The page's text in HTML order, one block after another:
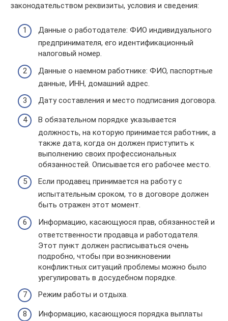
законодательством реквизиты, условия и сведения:
Данные о работодателе: ФИО индивидуального
предпринимателя, его идентификационный
налоговый номер.
Данные о наемном работнике: ФИО, паспортные
данные, ИНН, домашний адрес.
Дату составления и место подписания договора.
В обязательном порядке указывается
должность, на которую принимается работник, а
также дата, когда он должен приступить к
выполнению своих профессиональных
обязанностей. Описывается его рабочее место.
Если продавец принимается на работу с
испытательным сроком, то в договоре должен
быть отражен этот момент.
Информацию, касающуюся прав, обязанностей и
ответственности продавца и работодателя.
Этот пункт должен расписываться очень
подробно, чтобы при возникновении
конфликтных ситуаций проблемы можно было
урегулировать в досудебном порядке.
Режим работы и отдыха.
Информацию, касающуюся порядка выплаты